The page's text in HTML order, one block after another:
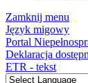
Zamknij menu
Język migowy
Portal
Deklaracja
ETR - tekst